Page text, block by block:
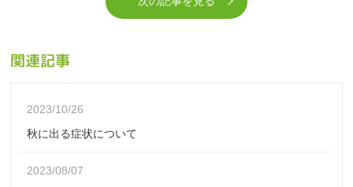
関連記事
2023/10/26
秋に出る症状について
2023/08/07